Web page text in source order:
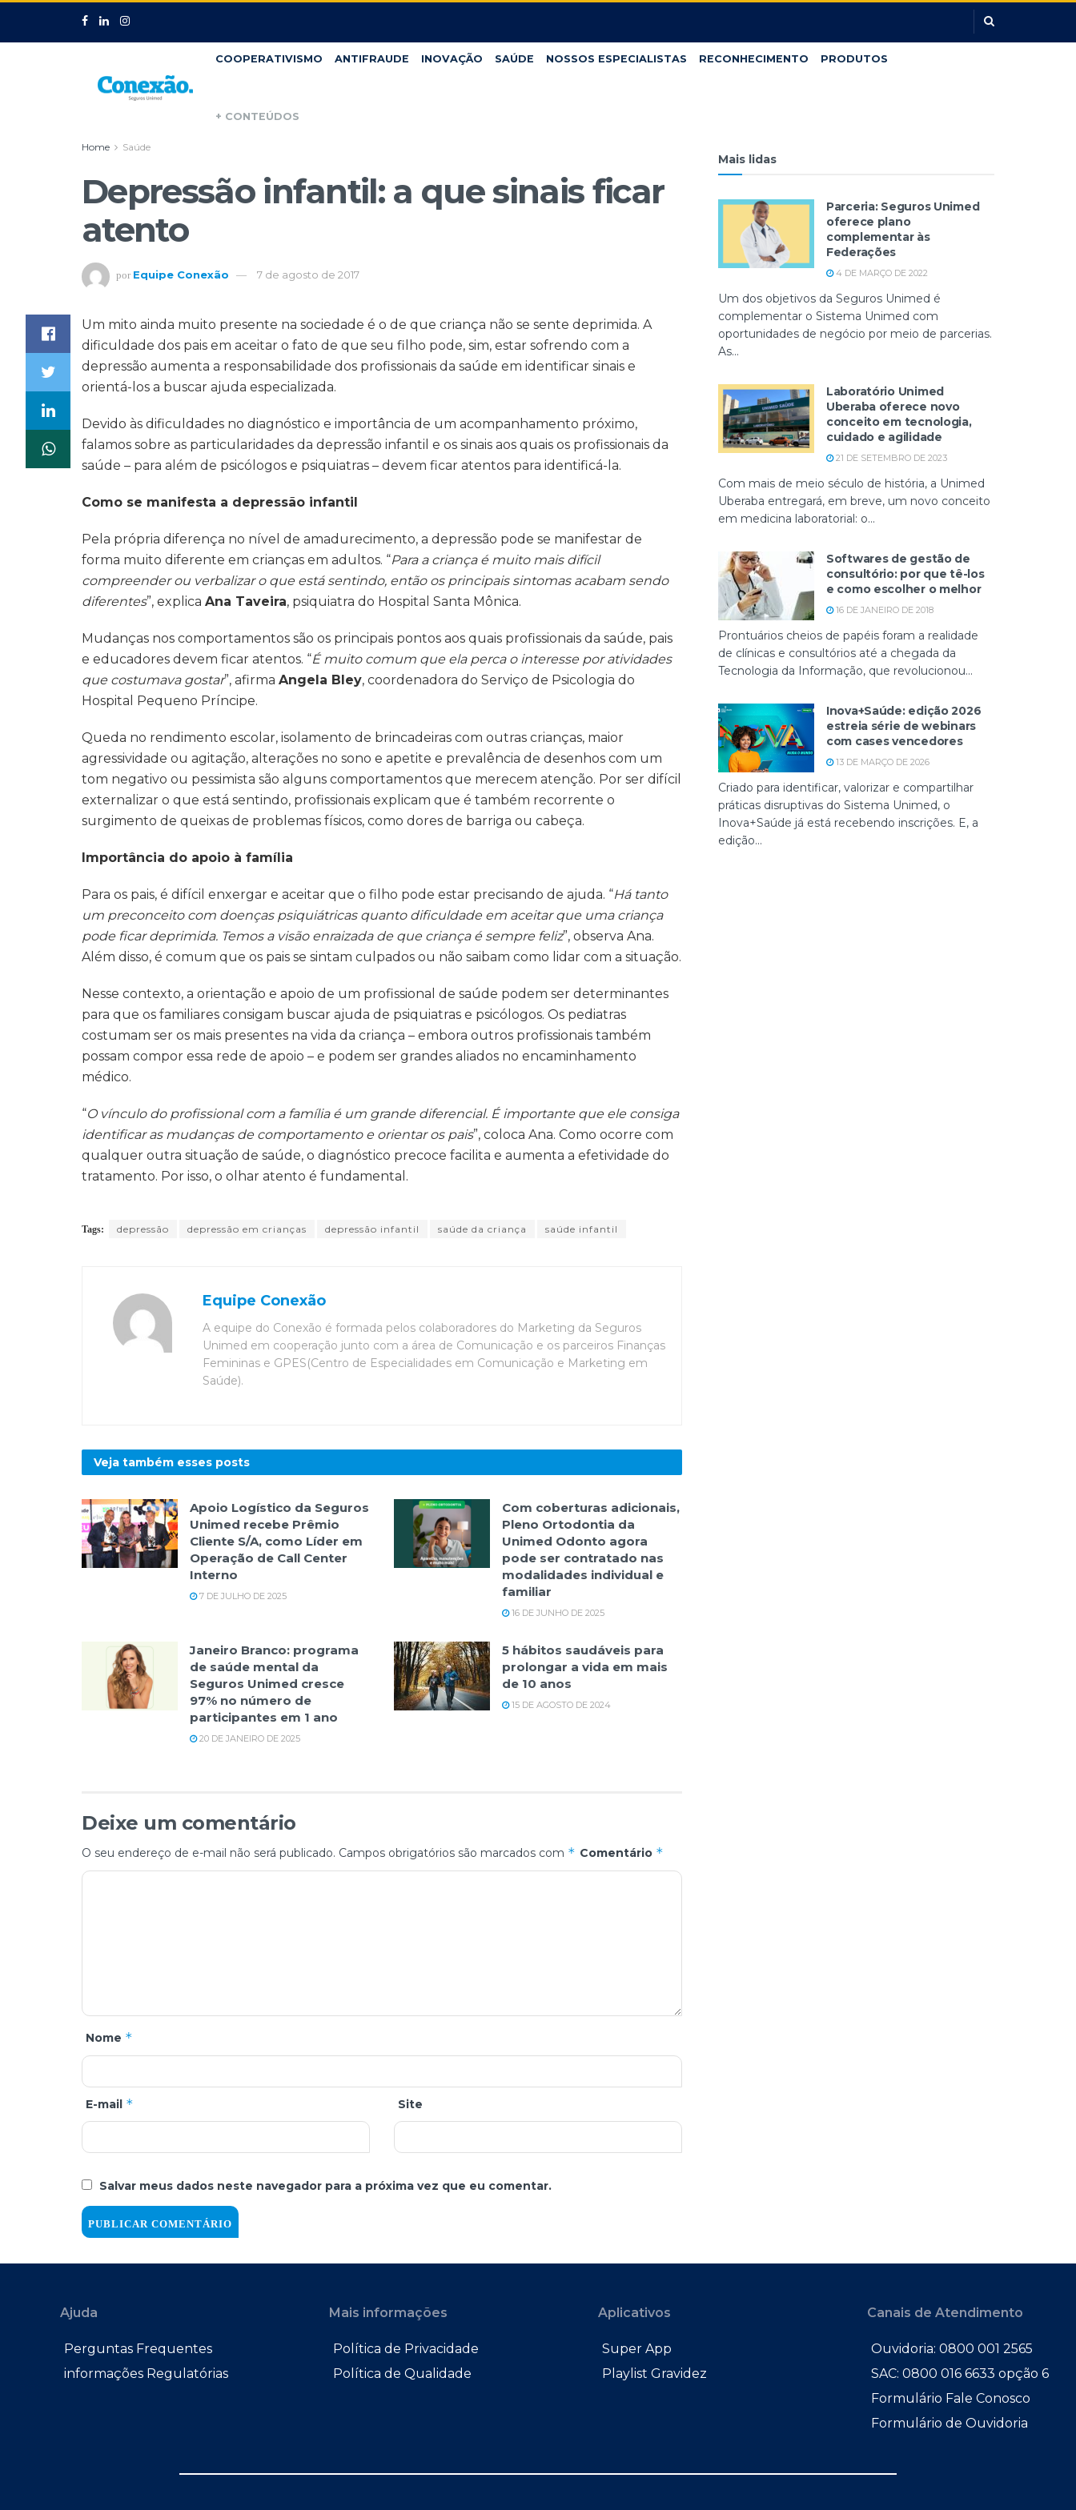
COOPERATIVISMO ANTIFRAUDE INOVAÇÃO SAÚDE NOSSOS ESPECIALISTAS RECONHECIMENTO PRODUTOS
+ CONTEÚDOS
Home Saúde
Depressão infantil: a que sinais ficar
atento
por Equipe Conexão 7 de agosto de 2017
Um mito ainda muito presente na sociedade é o de que criança não se sente deprimida. A
dificuldade dos pais em aceitar o fato de que seu filho pode, sim, estar sofrendo com a
depressão aumenta a responsabilidade dos profissionais da saúde em identificar sinais e
orientá-los a buscar ajuda especializada.
Devido às dificuldades no diagnóstico e importância de um acompanhamento próximo,
falamos sobre as particularidades da depressão infantil e os sinais aos quais os profissionais da
saúde – para além de psicólogos e psiquiatras – devem ficar atentos para identificá-la.
Como se manifesta a depressão infantil
Pela própria diferença no nível de amadurecimento, a depressão pode se manifestar de
forma muito diferente em crianças em adultos. “Para a criança é muito mais difícil
compreender ou verbalizar o que está sentindo, então os principais sintomas acabam sendo
diferentes”, explica Ana Taveira, psiquiatra do Hospital Santa Mônica.
Mudanças nos comportamentos são os principais pontos aos quais profissionais da saúde, pais
e educadores devem ficar atentos. “É muito comum que ela perca o interesse por atividades
que costumava gostar”, afirma Angela Bley, coordenadora do Serviço de Psicologia do
Hospital Pequeno Príncipe.
Queda no rendimento escolar, isolamento de brincadeiras com outras crianças, maior
agressividade ou agitação, alterações no sono e apetite e prevalência de desenhos com um
tom negativo ou pessimista são alguns comportamentos que merecem atenção. Por ser difícil
externalizar o que está sentindo, profissionais explicam que é também recorrente o
surgimento de queixas de problemas físicos, como dores de barriga ou cabeça.
Importância do apoio à família
Para os pais, é difícil enxergar e aceitar que o filho pode estar precisando de ajuda. “Há tanto
um preconceito com doenças psiquiátricas quanto dificuldade em aceitar que uma criança
pode ficar deprimida. Temos a visão enraizada de que criança é sempre feliz”, observa Ana.
Além disso, é comum que os pais se sintam culpados ou não saibam como lidar com a situação.
Nesse contexto, a orientação e apoio de um profissional de saúde podem ser determinantes
para que os familiares consigam buscar ajuda de psiquiatras e psicólogos. Os pediatras
costumam ser os mais presentes na vida da criança – embora outros profissionais também
possam compor essa rede de apoio – e podem ser grandes aliados no encaminhamento
médico.
“O vínculo do profissional com a família é um grande diferencial. É importante que ele consiga
identificar as mudanças de comportamento e orientar os pais”, coloca Ana. Como ocorre com
qualquer outra situação de saúde, o diagnóstico precoce facilita e aumenta a efetividade do
tratamento. Por isso, o olhar atento é fundamental.
Tags: depressão depressão em crianças depressão infantil saúde da criança saúde infantil
Equipe Conexão
A equipe do Conexão é formada pelos colaboradores do Marketing da Seguros
Unimed em cooperação junto com a área de Comunicação e os parceiros Finanças
Femininas e GPES(Centro de Especialidades em Comunicação e Marketing em
Saúde).
Veja também esses posts
Apoio Logístico da Seguros
Unimed recebe Prêmio
Cliente S/A, como Líder em
Operação de Call Center
Interno
7 DE JULHO DE 2025
Com coberturas adicionais,
Pleno Ortodontia da
Unimed Odonto agora
pode ser contratado nas
modalidades individual e
familiar
16 DE JUNHO DE 2025
Janeiro Branco: programa
de saúde mental da
Seguros Unimed cresce
97% no número de
participantes em 1 ano
20 DE JANEIRO DE 2025
5 hábitos saudáveis para
prolongar a vida em mais
de 10 anos
15 DE AGOSTO DE 2024
Deixe um comentário
O seu endereço de e-mail não será publicado. Campos obrigatórios são marcados com * Comentário *
Nome *
E-mail * Site
Salvar meus dados neste navegador para a próxima vez que eu comentar.
Mais lidas
Parceria: Seguros Unimed
oferece plano
complementar às
Federações
4 DE MARÇO DE 2022
Um dos objetivos da Seguros Unimed é
complementar o Sistema Unimed com
oportunidades de negócio por meio de parcerias.
As...
Laboratório Unimed
Uberaba oferece novo
conceito em tecnologia,
cuidado e agilidade
21 DE SETEMBRO DE 2023
Com mais de meio século de história, a Unimed
Uberaba entregará, em breve, um novo conceito
em medicina laboratorial: o...
Softwares de gestão de
consultório: por que tê-los
e como escolher o melhor
16 DE JANEIRO DE 2018
Prontuários cheios de papéis foram a realidade
de clínicas e consultórios até a chegada da
Tecnologia da Informação, que revolucionou...
Inova+Saúde: edição 2026
estreia série de webinars
com cases vencedores
13 DE MARÇO DE 2026
Criado para identificar, valorizar e compartilhar
práticas disruptivas do Sistema Unimed, o
Inova+Saúde já está recebendo inscrições. E, a
edição...
Ajuda
Perguntas Frequentes
informações Regulatórias
Mais informações
Política de Privacidade
Política de Qualidade
Aplicativos
Super App
Playlist Gravidez
Canais de Atendimento
Ouvidoria: 0800 001 2565
SAC: 0800 016 6633 opção 6
Formulário Fale Conosco
Formulário de Ouvidoria